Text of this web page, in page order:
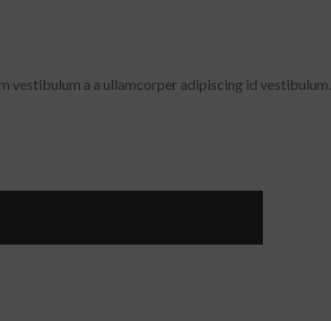
vestibulum a a ullamcorper adipiscing id vestibulum.